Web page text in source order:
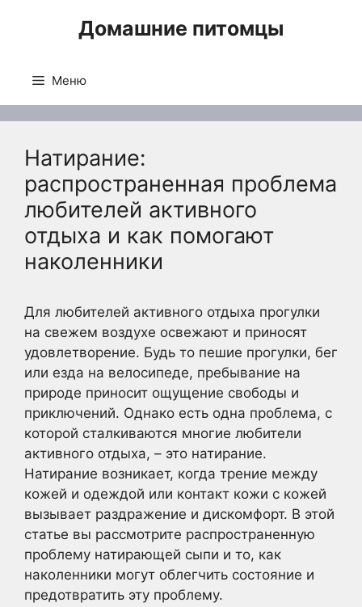
Домашние питомцы
Меню
Натирание:
распространенная проблема
любителей активного
отдыха и как помогают
наколенники
Для любителей активного отдыха прогулки
на свежем воздухе освежают и приносят
удовлетворение. Будь то пешие прогулки, бег
или езда на велосипеде, пребывание на
природе приносит ощущение свободы и
приключений. Однако есть одна проблема, с
которой сталкиваются многие любители
активного отдыха, – это натирание.
Натирание возникает, когда трение между
кожей и одеждой или контакт кожи с кожей
вызывает раздражение и дискомфорт. В этой
статье вы рассмотрите распространенную
проблему натирающей сыпи и то, как
наколенники могут облегчить состояние и
предотвратить эту проблему.